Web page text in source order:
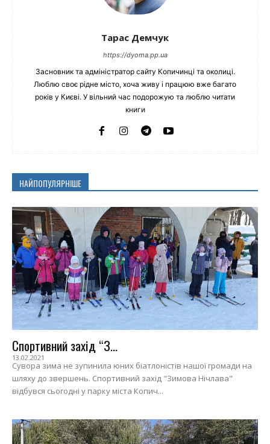
Тарас Демчук
https://dyoma.pp.ua
Засновник та адміністратор сайту Копичинці та околиці.
Люблю своє рідне місто, хоча живу і працюю вже багато
років у Києві. У вільний час подорожую та люблю читати
книги
НАЙПОПУЛЯРНІШЕ
Спортивний захід “З...
13.02.2021
Сувора зима не зупинила юних біатлоністів нашої громади на
шляху до звершень. Спортивний захід "Зимова Нічлава"
відбувся сьогодні у парку міста Копич...